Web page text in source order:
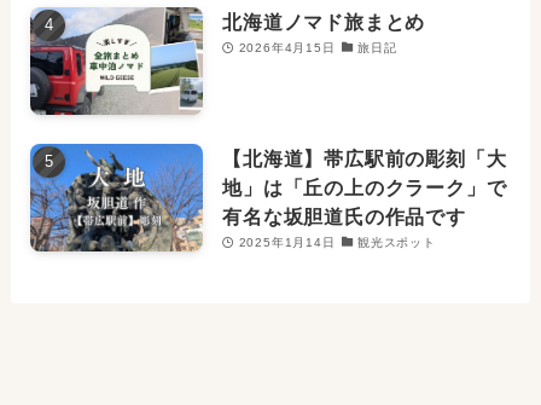
北海道ノマド旅まとめ
2026年4月15日 旅日記
【北海道】帯広駅前の彫刻「大
地」は「丘の上のクラーク」で
有名な坂胆道氏の作品です
2025年1月14日 観光スポット